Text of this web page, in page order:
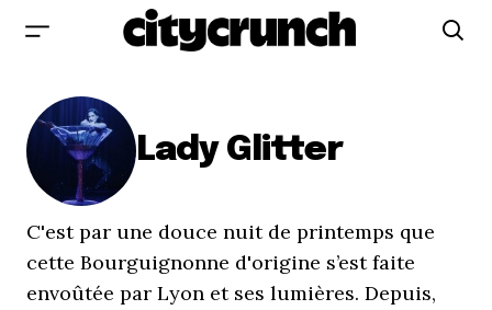
Lady Glitter
C'est par une douce nuit de printemps que
cette Bourguignonne d'origine s’est faite
envoûtée par Lyon et ses lumières. Depuis,